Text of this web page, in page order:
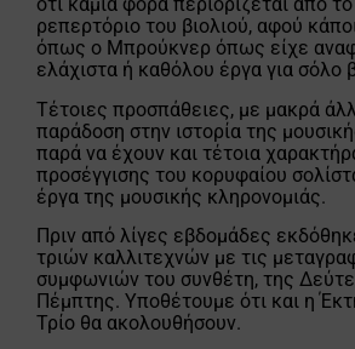
ότι καμιά φορά περιορίζεται από
ρεπερτόριο του βιολιού, αφού
όπως ο Μπρούκνερ όπως είχε
ελάχιστα ή καθόλου έργα για σόλο
Τέτοιες προσπάθειες, με μακρά
παράδοση στην ιστορία της
παρά να έχουν και τέτοια
προσέγγισης του κορυφαίου
έργα της μουσικής κληρονομιάς.
Πριν από λίγες εβδομάδες
τριών καλλιτεχνών με τις
συμφωνιών του συνθέτη, της
Πέμπτης. Υποθέτουμε ότι και η
Τρίο θα ακολουθήσουν.